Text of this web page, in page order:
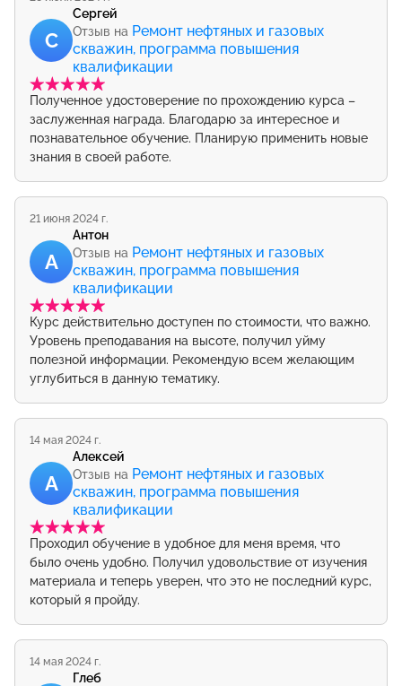
С
Сергей
Отзыв на Ремонт нефтяных и газовых
скважин, программа повышения
квалификации
Полученное удостоверение по прохождению курса –
заслуженная награда. Благодарю за интересное и
познавательное обучение. Планирую применить новые
знания в своей работе.
А
Антон
Отзыв на Ремонт нефтяных и газовых
скважин, программа повышения
квалификации
21 июня 2024 г.
Курс действительно доступен по стоимости, что важно.
Уровень преподавания на высоте, получил уйму
полезной информации. Рекомендую всем желающим
углубиться в данную тематику.
А
Алексей
Отзыв на Ремонт нефтяных и газовых
скважин, программа повышения
квалификации
14 мая 2024 г.
Проходил обучение в удобное для меня время, что
было очень удобно. Получил удовольствие от изучения
материала и теперь уверен, что это не последний курс,
который я пройду.
Глеб
14 мая 2024 г.